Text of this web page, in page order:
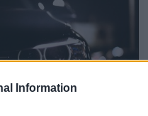
Information